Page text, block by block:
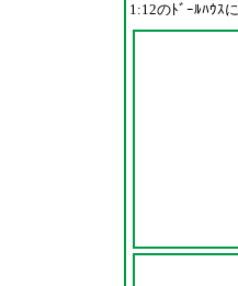
1:12のﾄﾞｰﾙﾊｳｽ